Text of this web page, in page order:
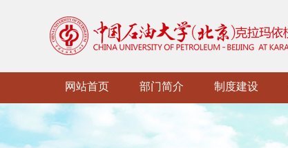
网站首页 部门简介 制度建设